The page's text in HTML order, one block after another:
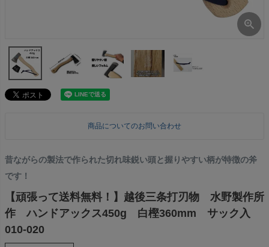
商品についてのお問い合わせ
昔ながらの製法で作られた切れ味鋭い頭と握りやすい柄が特徴の斧
です！
【頑張って送料無料！】越後三条打刃物 水野製作所
作 ハンドアックス450g 白樫360mm サック入
010-020